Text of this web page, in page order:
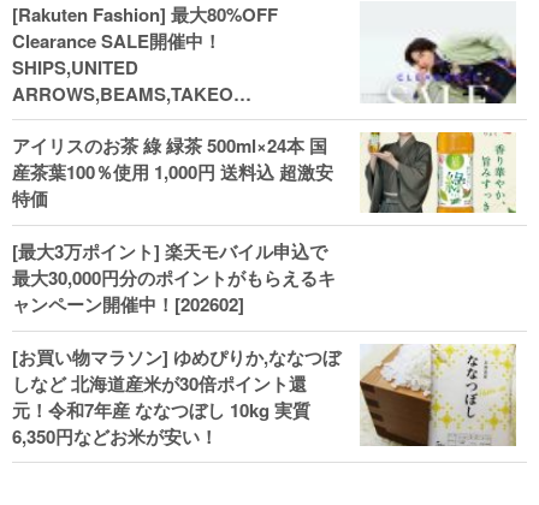
[Rakuten Fashion] 最大80%OFF
Clearance SALE開催中！
SHIPS,UNITED
ARROWS,BEAMS,TAKEO
KIKUCHI,COACH,MICHAEL KORSなど
(202602)
アイリスのお茶 綠 緑茶 500ml×24本 国
産茶葉100％使用 1,000円 送料込 超激安
特価
[最大3万ポイント] 楽天モバイル申込で
最大30,000円分のポイントがもらえるキ
ャンペーン開催中！[202602]
[お買い物マラソン] ゆめぴりか,ななつぼ
しなど 北海道産米が30倍ポイント還
元！令和7年産 ななつぼし 10kg 実質
6,350円などお米が安い！